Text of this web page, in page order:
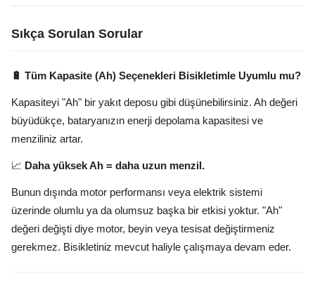
Sıkça Sorulan Sorular
🔋 Tüm Kapasite (Ah) Seçenekleri Bisikletimle Uyumlu mu?
Kapasiteyi "Ah" bir yakıt deposu gibi düşünebilirsiniz. Ah değeri
büyüdükçe, bataryanızın enerji depolama kapasitesi ve
menziliniz artar.
📈 Daha yüksek Ah = daha uzun menzil.
Bunun dışında motor performansı veya elektrik sistemi
üzerinde olumlu ya da olumsuz başka bir etkisi yoktur. "Ah"
değeri değişti diye motor, beyin veya tesisat değiştirmeniz
gerekmez. Bisikletiniz mevcut haliyle çalışmaya devam eder.